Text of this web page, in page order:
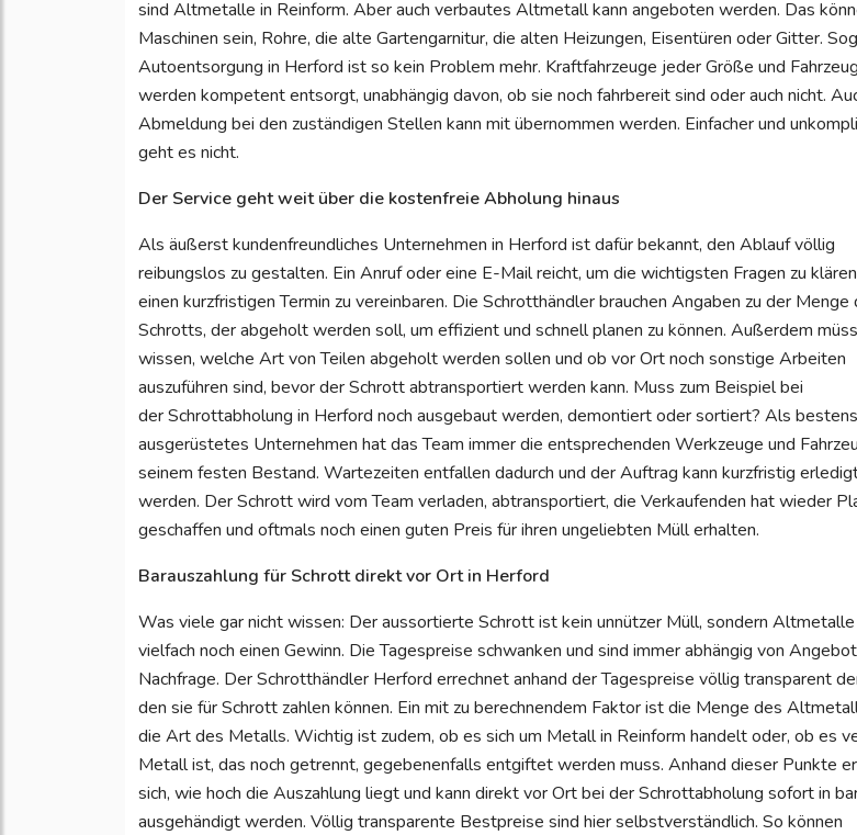
sind Altmetalle in Reinform. Aber auch verbautes Altmetall kann angeboten werden. Das
Maschinen sein, Rohre, die alte Gartengarnitur, die alten Heizungen, Eisentüren oder Gitter.
Autoentsorgung in Herford ist so kein Problem mehr. Kraftfahrzeuge jeder Größe und
werden kompetent entsorgt, unabhängig davon, ob sie noch fahrbereit sind oder auch nicht.
Abmeldung bei den zuständigen Stellen kann mit übernommen werden. Einfacher und
geht es nicht.
Der Service geht weit über die kostenfreie Abholung hinaus
Als äußerst kundenfreundliches Unternehmen in Herford ist dafür bekannt, den Ablauf völlig
reibungslos zu gestalten. Ein Anruf oder eine E-Mail reicht, um die wichtigsten Fragen zu
einen kurzfristigen Termin zu vereinbaren. Die Schrotthändler brauchen Angaben zu der Menge
Schrotts, der abgeholt werden soll, um effizient und schnell planen zu können. Außerdem
wissen, welche Art von Teilen abgeholt werden sollen und ob vor Ort noch sonstige Arbeiten
auszuführen sind, bevor der Schrott abtransportiert werden kann. Muss zum Beispiel bei
der Schrottabholung in Herford noch ausgebaut werden, demontiert oder sortiert? Als bestens
ausgerüstetes Unternehmen hat das Team immer die entsprechenden Werkzeuge und
seinem festen Bestand. Wartezeiten entfallen dadurch und der Auftrag kann kurzfristig
werden. Der Schrott wird vom Team verladen, abtransportiert, die Verkaufenden hat wieder
geschaffen und oftmals noch einen guten Preis für ihren ungeliebten Müll erhalten.
Barauszahlung für Schrott direkt vor Ort in Herford
Was viele gar nicht wissen: Der aussortierte Schrott ist kein unnützer Müll, sondern
vielfach noch einen Gewinn. Die Tagespreise schwanken und sind immer abhängig von
Nachfrage. Der Schrotthändler Herford errechnet anhand der Tagespreise völlig transparent
den sie für Schrott zahlen können. Ein mit zu berechnendem Faktor ist die Menge des
die Art des Metalls. Wichtig ist zudem, ob es sich um Metall in Reinform handelt oder, ob es
Metall ist, das noch getrennt, gegebenenfalls entgiftet werden muss. Anhand dieser Punkte
sich, wie hoch die Auszahlung liegt und kann direkt vor Ort bei der Schrottabholung sofort in
ausgehändigt werden. Völlig transparente Bestpreise sind hier selbstverständlich. So können